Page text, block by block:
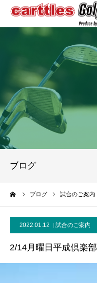
ブログ
ブログ 試合のご案内
2022.01.12 試合のご案内
2/14月曜日平成倶楽部
競技概要
年間スケジュール
試合報告